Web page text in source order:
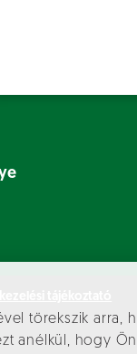
törekszik arra,
anélkül, hogy